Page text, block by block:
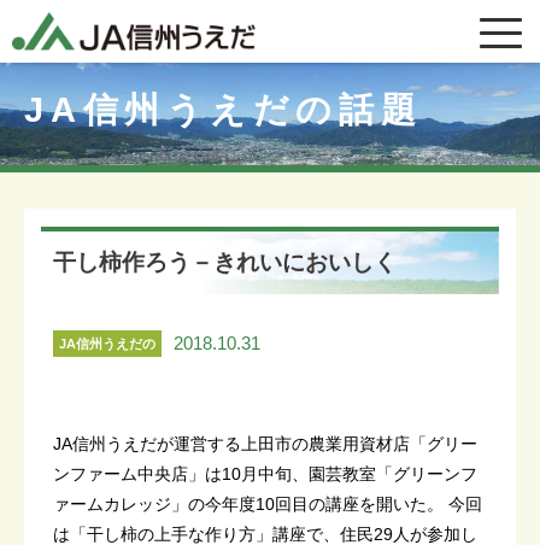
JA信州うえだの話題
干し柿作ろう－きれいにおいしく
JA信州うえだの
2018.10.31
JA信州うえだが運営する上田市の農業用資材店「グリー
ンファーム中央店」は10月中旬、園芸教室「グリーンフ
ァームカレッジ」の今年度10回目の講座を開いた。 今回
は「干し柿の上手な作り方」講座で、住民29人が参加し